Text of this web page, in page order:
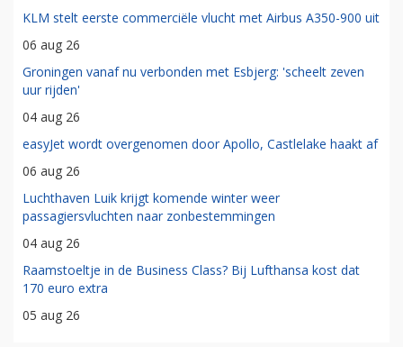
KLM stelt eerste commerciële vlucht met Airbus A350-900 uit
06 aug 26
Groningen vanaf nu verbonden met Esbjerg: 'scheelt zeven
uur rijden'
04 aug 26
easyJet wordt overgenomen door Apollo, Castlelake haakt af
06 aug 26
Luchthaven Luik krijgt komende winter weer
passagiersvluchten naar zonbestemmingen
04 aug 26
Raamstoeltje in de Business Class? Bij Lufthansa kost dat
170 euro extra
05 aug 26